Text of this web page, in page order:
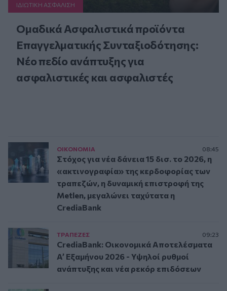
ΙΔΙΩΤΙΚΗ ΑΣΦAΛΙΣΗ
Ομαδικά Ασφαλιστικά προϊόντα
Επαγγελματικής Συνταξιοδότησης:
Νέο πεδίο ανάπτυξης για
ασφαλιστικές και ασφαλιστές
ΟΙΚΟΝΟΜΙΑ 08:45
Στόχος για νέα δάνεια 15 δισ. το 2026, η
«ακτινογραφία» της κερδοφορίας των
τραπεζών, η δυναμική επιστροφή της
Metlen, μεγαλώνει ταχύτατα η
CrediaBank
ΤΡAΠΕΖΕΣ 09:23
CrediaBank: Οικονομικά Αποτελέσματα
A’ Εξαμήνου 2026 - Υψηλοί ρυθμοί
ανάπτυξης και νέα ρεκόρ επιδόσεων